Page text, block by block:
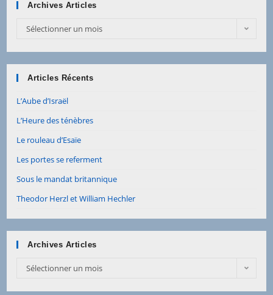
Archives Articles
Archives
Sélectionner un mois
Articles Récents
L’Aube d’Israël
L’Heure des ténèbres
Le rouleau d’Esaïe
Les portes se referment
Sous le mandat britannique
Theodor Herzl et William Hechler
Archives Articles
Archives
Sélectionner un mois